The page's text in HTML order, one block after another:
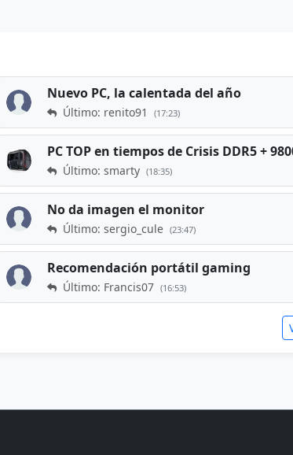
Nuevo PC, la calentada del año
Último: renito91 (17:23)
Último: smarty (18:35)
No da imagen el monitor
Último: sergio_cule (23:47)
Recomendación portátil gaming
Último: Francis07 (16:53)